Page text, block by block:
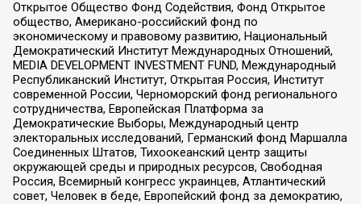
Открытое Общество Фонд Содействия, Фонд Открытое
общество, Американо-российский фонд по
экономическому и правовому развитию, Национальный
Демократический Институт Международных Отношений,
MEDIA DEVELOPMENT INVESTMENT FUND, Международный
Республиканский Институт, Открытая Россия, Институт
современной России, Черноморский фонд регионального
сотрудничества, Европейская Платформа за
Демократические Выборы, Международный центр
электоральных исследований, Германский фонд Маршалла
Соединенных Штатов, Тихоокеанский центр защиты
окружающей среды и природных ресурсов, Свободная
Россия, Всемирный конгресс украинцев, Атлантический
совет, Человек в беде, Европейский фонд за демократию,